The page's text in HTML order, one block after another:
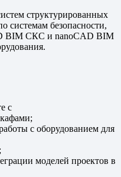
структурированных
системам безопасности,
BIM СКС и nanoCAD BIM
с
с оборудованием для
моделей проектов в